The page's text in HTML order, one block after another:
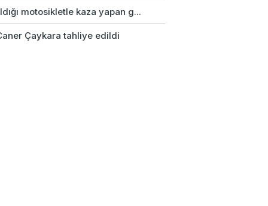
motosikletle kaza yapan g...
Çaykara tahliye edildi